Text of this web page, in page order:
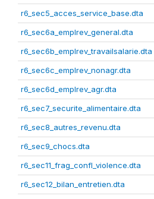
r6_sec5_acces_service_base.dta
r6_sec6a_emplrev_general.dta
r6_sec6b_emplrev_travailsalarie.dta
r6_sec6c_emplrev_nonagr.dta
r6_sec6d_emplrev_agr.dta
r6_sec7_securite_alimentaire.dta
r6_sec8_autres_revenu.dta
r6_sec9_chocs.dta
r6_sec11_frag_confl_violence.dta
r6_sec12_bilan_entretien.dta